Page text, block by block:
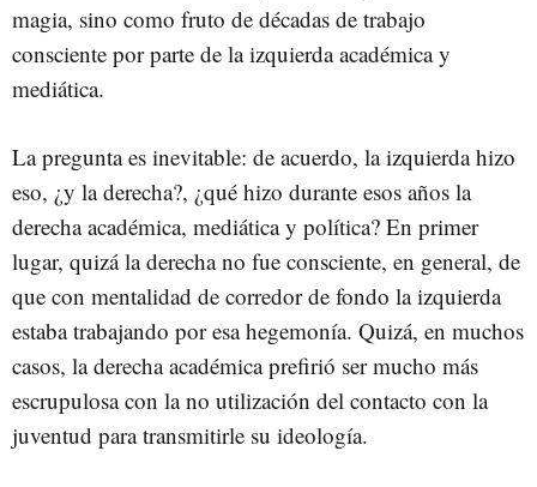
magia, sino como fruto de décadas de trabajo
consciente por parte de la izquierda académica y
mediática.
La pregunta es inevitable: de acuerdo, la izquierda hizo
eso, ¿y la derecha?, ¿qué hizo durante esos años la
derecha académica, mediática y política? En primer
lugar, quizá la derecha no fue consciente, en general, de
que con mentalidad de corredor de fondo la izquierda
estaba trabajando por esa hegemonía. Quizá, en muchos
casos, la derecha académica prefirió ser mucho más
escrupulosa con la no utilización del contacto con la
juventud para transmitirle su ideología.